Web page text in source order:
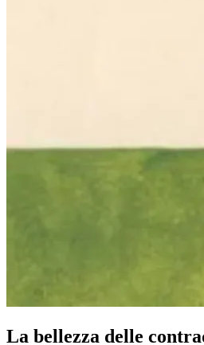
La bellezza delle